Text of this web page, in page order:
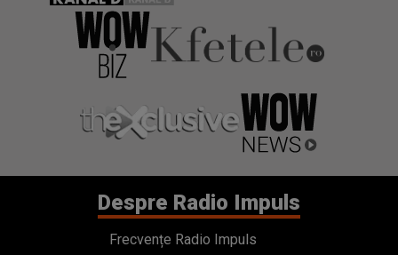
Despre Radio Impuls
Frecvențe Radio Impuls